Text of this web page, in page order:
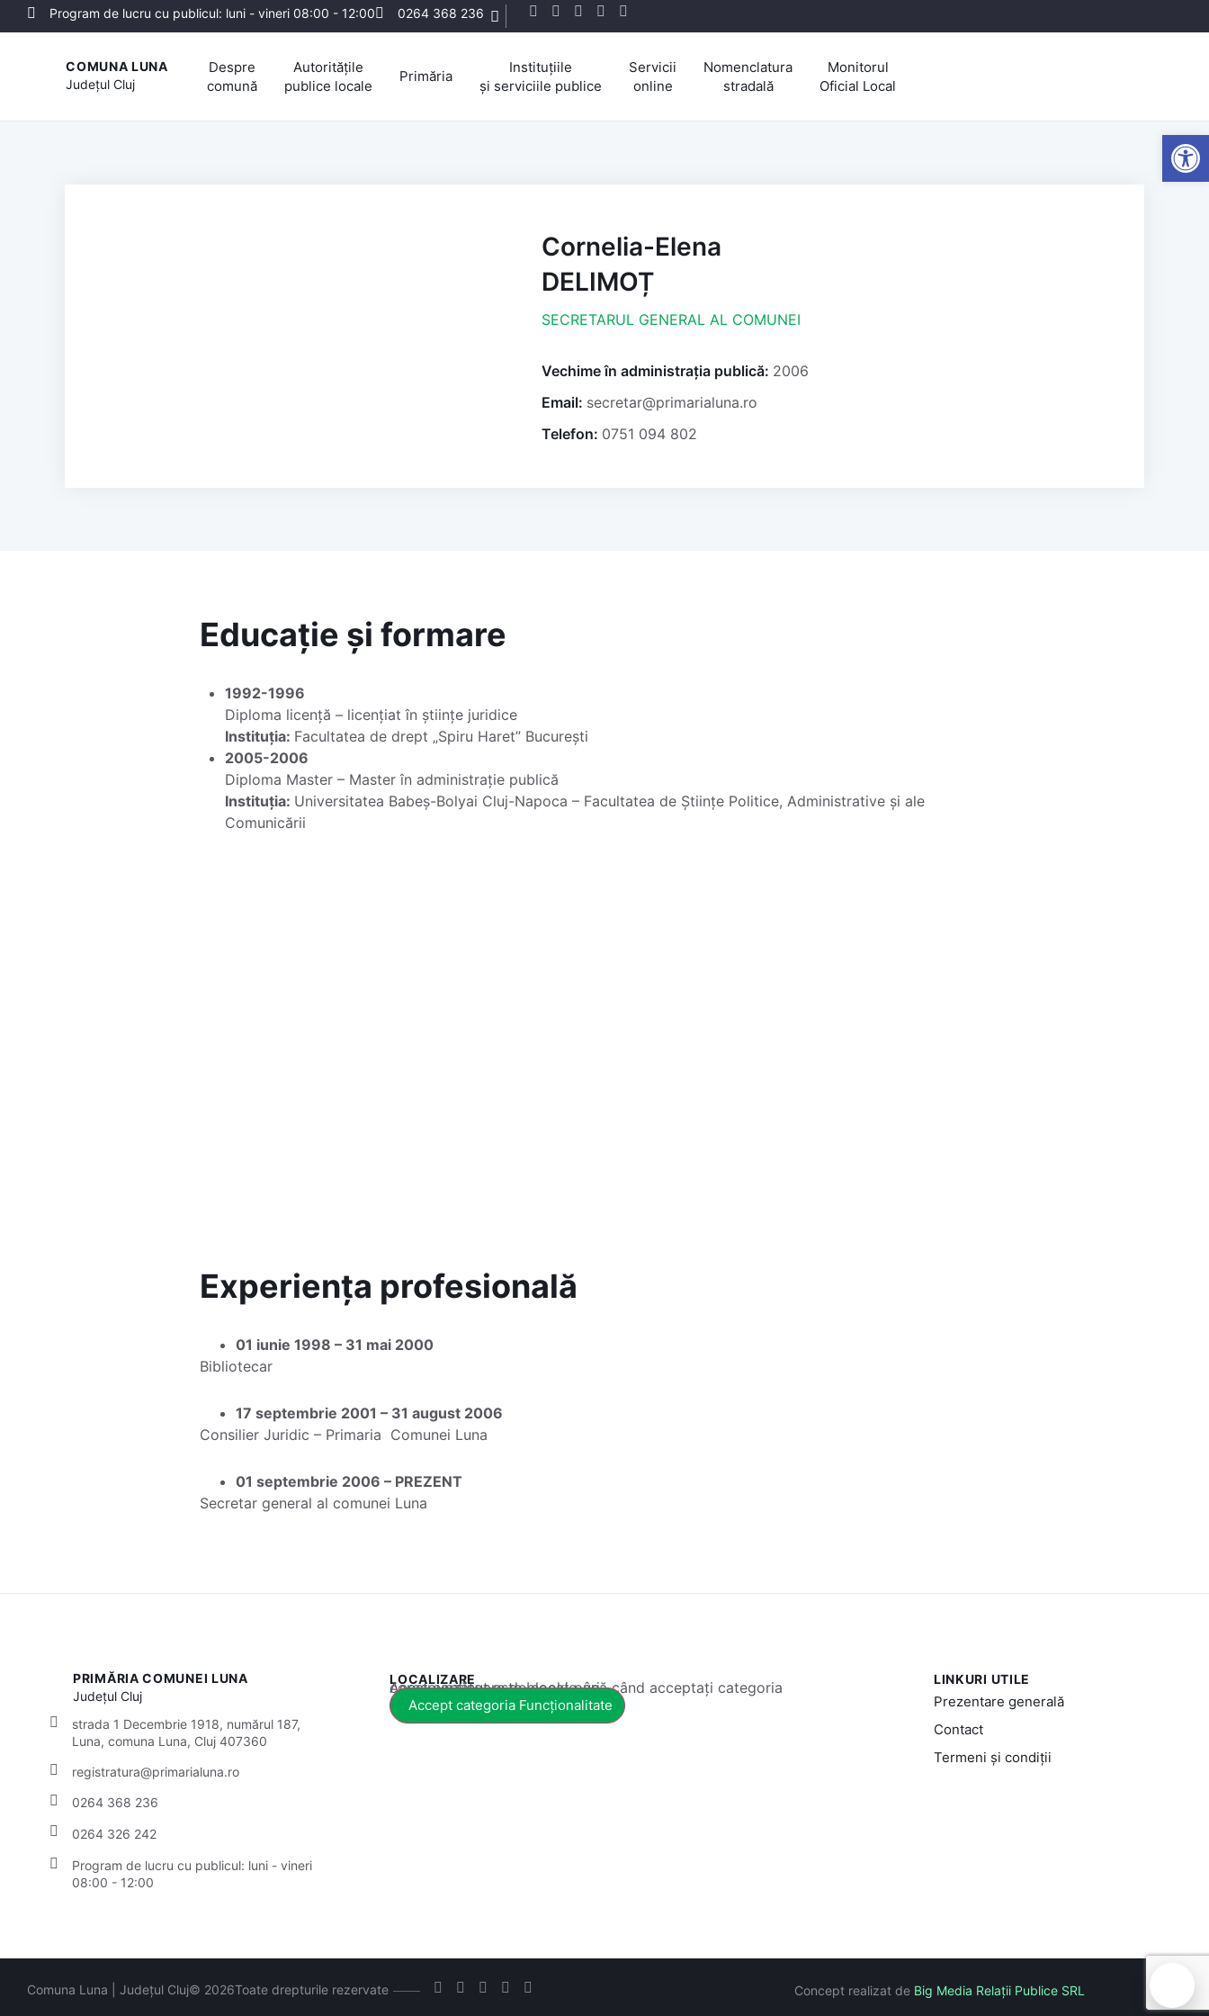
Program de lucru cu publicul: luni - vineri 08:00 - 12:00 0264 368 236
COMUNA LUNA
JudețulCluj
Despre
comună
Autoritățile
publice locale
Primăria
Instituțiile
și serviciile publice
Servicii
online
Nomenclatura
stradală
Monitorul
Oficial Local
Cornelia-Elena
DELIMOȚ
SECRETARUL GENERAL AL COMUNEI
Vechime în administrația publică: 2006
Email: secretar@primarialuna.ro
Telefon: 0751 094 802
Educație și formare
1992-1996
Diploma licență – licențiat în științe juridice
Instituția: Facultatea de drept „Spiru Haret” București
2005-2006
Diploma Master – Master în administrație publică
Instituția: Universitatea Babeș-Bolyai Cluj-Napoca – Facultatea de Științe Politice, Administrative și ale
Comunicării
Experiența profesională
01 iunie 1998 – 31 mai 2000
Bibliotecar
17 septembrie 2001 – 31 august 2006
Consilier Juridic – Primaria Comunei Luna
01 septembrie 2006 – PREZENT
Secretar general al comunei Luna
PRIMĂRIA COMUNEI LUNA
JudețulCluj
strada 1 Decembrie 1918, numărul 187,
Luna, comuna Luna, Cluj 407360
registratura@primarialuna.ro
0264 368 236
0264 326 242
Program de lucru cu publicul: luni - vineri
08:00 - 12:00
LOCALIZARE
Acest conținut este blocat până când acceptați categoria corespunzătoare de cookie-uri.
Accept categoria Funcționalitate
LINKURI UTILE
Prezentare generală
Contact
Termeni și condiții
Comuna Luna | Județul Cluj© 2026Toate drepturile rezervate Concept realizat de Big Media Relații Publice SRL